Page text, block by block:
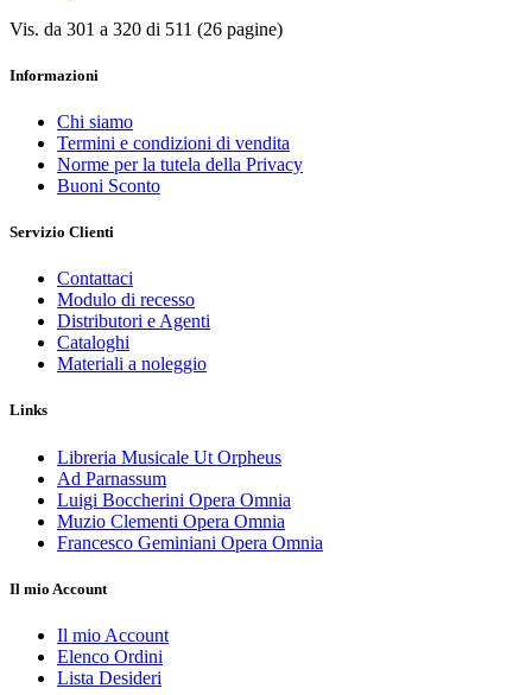
Vis. da 301 a 320 di 511 (26 pagine)
Informazioni
Chi siamo
Termini e condizioni di vendita
Norme per la tutela della Privacy
Buoni Sconto
Servizio Clienti
Contattaci
Modulo di recesso
Distributori e Agenti
Cataloghi
Materiali a noleggio
Links
Libreria Musicale Ut Orpheus
Ad Parnassum
Luigi Boccherini Opera Omnia
Muzio Clementi Opera Omnia
Francesco Geminiani Opera Omnia
Il mio Account
Il mio Account
Elenco Ordini
Lista Desideri